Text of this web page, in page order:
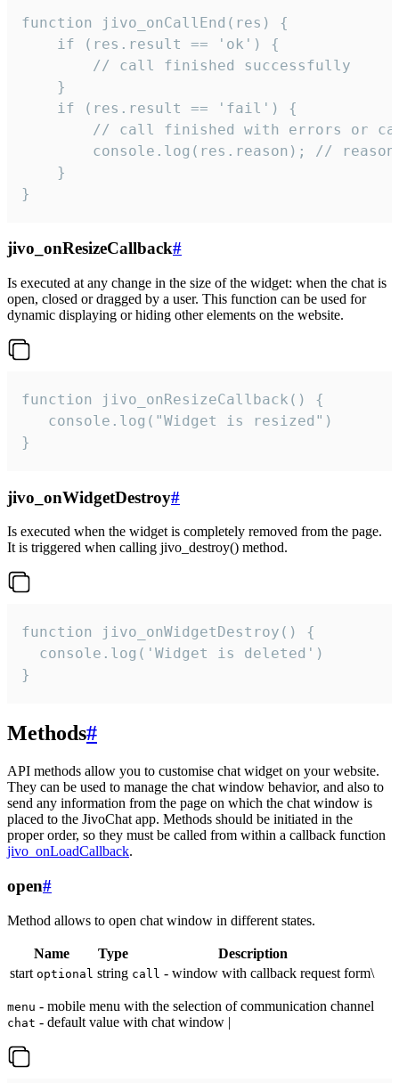
function jivo_onCallEnd(res) {
    if (res.result == 'ok') {
        // call finished successfully
    }
    if (res.result == 'fail') {
// call finished with errors or
console.log(res.reason); //
    }
}
jivo_onResizeCallback#
Is executed at any change in the size of the widget: when the chat is
open, closed or dragged by a user. This function can be used for
dynamic displaying or hiding other elements on the website.
function jivo_onResizeCallback() {
   console.log("Widget is resized")
}
jivo_onWidgetDestroy#
Is executed when the widget is completely removed from the page.
It is triggered when calling jivo_destroy() method.
function jivo_onWidgetDestroy() {
  console.log('Widget is deleted')
}
Methods#
API methods allow you to customise chat widget on your website.
They can be used to manage the chat window behavior, and also to
send any information from the page on which the chat window is
placed to the JivoChat app. Methods should be initiated in the
proper order, so they must be called from within a callback function
jivo_onLoadCallback.
open#
Method allows to open chat window in different states.
Name Type
Description
start optional string call - window with callback request form\
menu - mobile menu with the selection of communication channel
chat - default value with chat window |